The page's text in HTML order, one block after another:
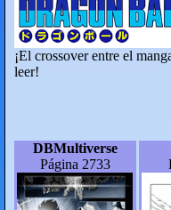
¡El crossover entre el
leer!
DBMultiverse
Página 2733